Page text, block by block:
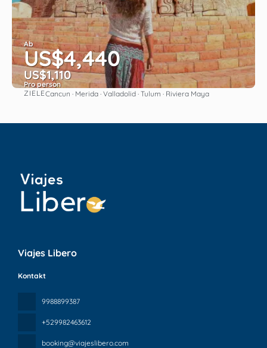
Ab
US$4,440
US$1,110
Pro person
Sehen
ZIELECancun · Merida · Valladolid · Tulum · Riviera Maya
Viajes Libero
Kontakt
9988899387
+529982463612
booking@viajeslibero.com